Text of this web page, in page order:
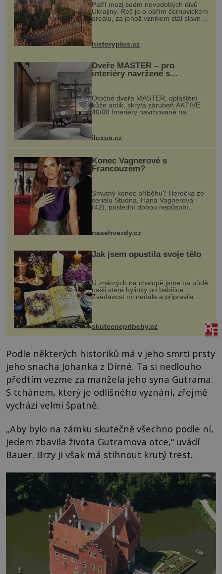
Patří mezi sedm novodobých divů
Ukrajiny. Řeč je o obřím černovickém
areálu, za jehož vznikem stál slavný
český architekt Josef Hlávka. Ten si
na něm dal mimořádně záležet. Jeho
historyplus.cz
Dveře MASTER – pro
interiéry navržené s
rozumem i vášní!
Otočné dveře MASTER, opláštění
kůže antik, skrytá zárubeň AKTIVE
40/00 Interiéry navrhované na
zakázku často vyžadují atypické
rozměry nejen nábytku, ale i
dnes umož...
iluxus.cz
Konec Vagnerové s
Francouzem?
Smutný konec příběhu? Herečka ze
seriálu Studna, Hana Vagnerová
(42), poslední dobou nepůsobí
nasehvezdy.cz
Jak jsem opustila svoje tělo
U známých na chalupě jsme na půdě
našli staré bylinky po babičce.
Zvědavost mi nedala a připravila
jsem si z nich lektvar… Zimní pobyt
na chalupě se pro mě vlastní vinou
změnil v děsivý zážitek, na kt...
skutecnepribehy.cz
Podle některých historiků má v jeho smrti prsty
jeho snacha Johanka z Dírné. Ta si nedlouho
předtím vezme za manžela jeho syna Gutrama.
S tchánem, který je odlišného vyznání, zřejmě
vychází velmi špatně.
„Aby bylo na zámku skutečně všechno podle ní,
jedem zbavila života Gutramova otce,“ uvádí
Bauer. Brzy ji však má stihnout krutý trest.